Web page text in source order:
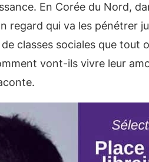
En Corée du Nord,
qui va les pénétrer
classes sociales que
vont-ils vivre leur